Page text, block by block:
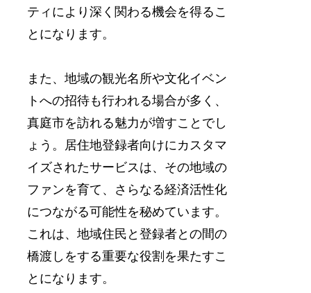
ティにより深く関わる機会を得るこ
とになります。
また、地域の観光名所や文化イベン
トへの招待も行われる場合が多く、
真庭市を訪れる魅力が増すことでし
ょう。居住地登録者向けにカスタマ
イズされたサービスは、その地域の
ファンを育て、さらなる経済活性化
につながる可能性を秘めています。
これは、地域住民と登録者との間の
橋渡しをする重要な役割を果たすこ
とになります。